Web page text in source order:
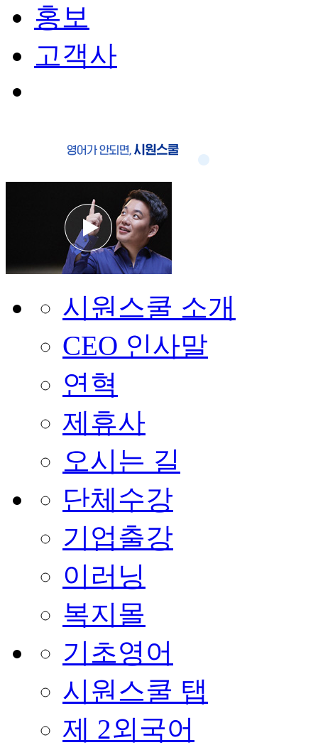
홍보
고객사
시원스쿨 소개
CEO 인사말
연혁
제휴사
오시는 길
단체수강
기업출강
이러닝
복지몰
기초영어
시원스쿨 탭
제 2외국어